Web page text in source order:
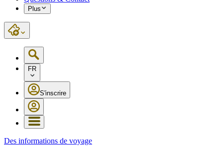
Plus
FR
S'inscrire
Des informations de voyage